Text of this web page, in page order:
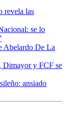
revela las
se lo
Abelardo De La
Dimayor y FCF se
ansiado